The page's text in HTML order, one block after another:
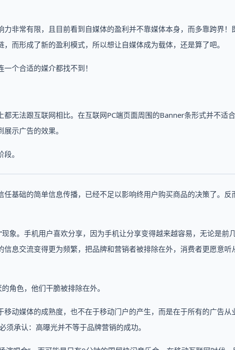
非常有限，且目前看到自媒体的盈利并不靠媒体本身，而多靠跨界！
而形成了新的盈利模式，所以想让自媒体成为载体，还是算了吧。
个合适的媒介都找不到！
无法跟互联网相比。在互联网PC端页面周围的Banner条形式并不适
示广告的效果。
。
基础的简单信息传播，已经不足以影响终用户购买商品的决策了。反
象。手机用户喜欢分享，因为手机让分享变得越来越容易，无论是前
息交流变得更为频繁，把品牌和营销者被排除在外，消费者更愿意听
角色，他们干脆被排除在外。
动媒体的成熟度，也不在于移动门户的产生，而是在于所有的广告从
须承认：高曝光并不等于品牌营销的成功。